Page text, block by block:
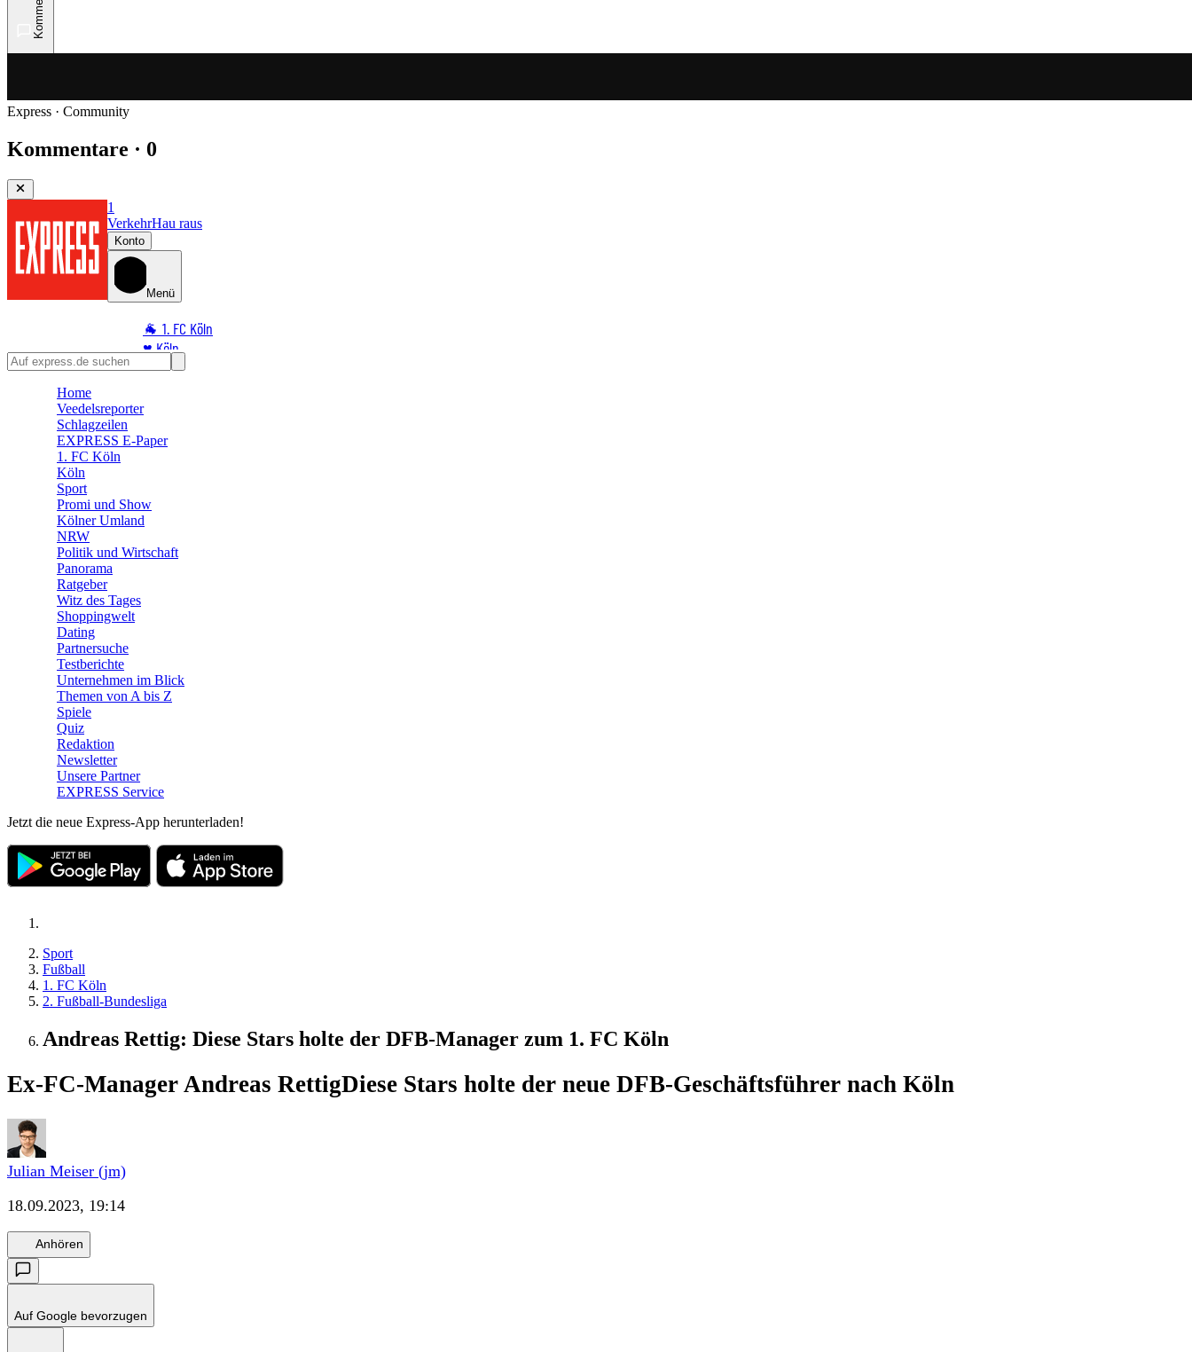
Express · Community
Kommentare · 0
1
VerkehrHau raus
Konto
Menü
🐐 1. FC Köln
♥️ Köln
⭐ Promi
🛒 Shoppingwelt
🧩 Spiele
Home
Veedelsreporter
Schlagzeilen
EXPRESS E-Paper
1. FC Köln
Köln
Sport
Promi und Show
Kölner Umland
NRW
Politik und Wirtschaft
Panorama
Ratgeber
Witz des Tages
Shoppingwelt
Dating
Partnersuche
Testberichte
Unternehmen im Blick
Themen von A bis Z
Spiele
Quiz
Redaktion
Newsletter
Unsere Partner
EXPRESS Service
Jetzt die neue Express-App herunterladen!
Sport
Fußball
1. FC Köln
2. Fußball-Bundesliga
Andreas Rettig: Diese Stars holte der DFB-Manager zum 1. FC Köln
Ex-FC-Manager Andreas RettigDiese Stars holte der neue DFB-Geschäftsführer nach Köln
Julian Meiser (jm)
18.09.2023, 19:14
Anhören
Auf Google bevorzugen